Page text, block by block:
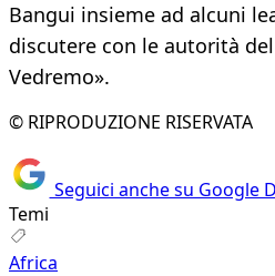
Bangui insieme ad alcuni
discutere con le autorità
Vedremo».
© RIPRODUZIONE RISERVATA
Seguici anche su Google
Temi
Africa